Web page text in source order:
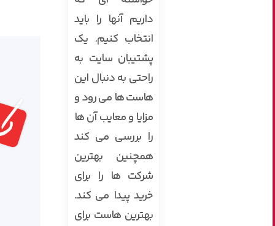
داریم آنها را باید
انتخاب کنیم. یک
پشتیبان سایت به
راحتی به دنبال این
هاست ها می رود و
مزایا و معایب آن ها
را بررسی می کند
همچنین بهترین
شرکت ها را برای
خرید پیدا می کند.
بهترین هاست برای